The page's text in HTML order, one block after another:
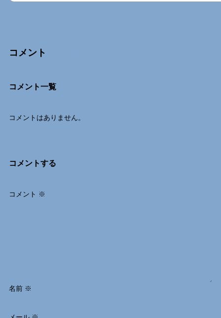
コメント
コメント一覧
コメントはありません。
コメントする
コメント ※
名前 ※